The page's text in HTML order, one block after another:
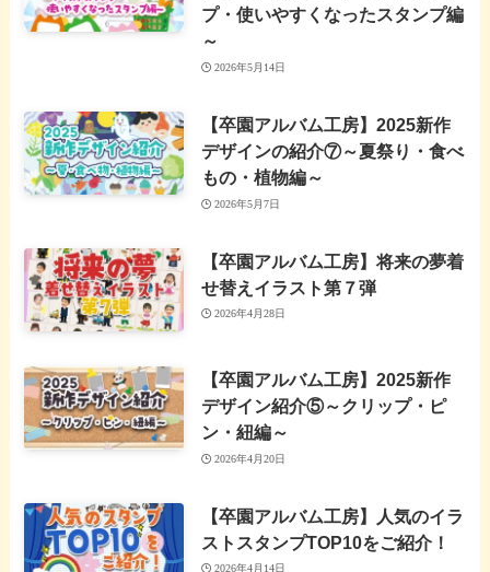
プ・使いやすくなったスタンプ編
～
2026年5月14日
【卒園アルバム工房】2025新作
デザインの紹介⑦～夏祭り・食べ
もの・植物編～
2026年5月7日
【卒園アルバム工房】将来の夢着
せ替えイラスト第７弾
2026年4月28日
【卒園アルバム工房】2025新作
デザイン紹介⑤～クリップ・ピ
ン・紐編～
2026年4月20日
【卒園アルバム工房】人気のイラ
ストスタンプTOP10をご紹介！
2026年4月14日